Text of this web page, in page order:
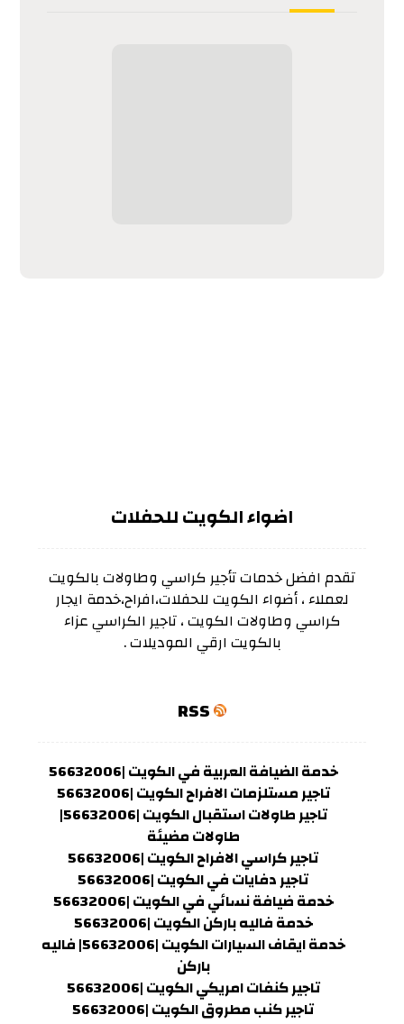
اضواء الكويت للحفلات
تقدم افضل خدمات تأجير كراسي وطاولات بالكويت
لعملاء ، أضواء الكويت للحفلات،افراح،خدمة ايجار
كراسي وطاولات الكويت ، تاجير الكراسي عزاء
بالكويت ارقي الموديلات .
RSS
خدمة الضيافة العربية في الكويت |56632006
تاجير مستلزمات الافراح الكويت |56632006
تاجير طاولات استقبال الكويت |56632006|
طاولات مضيئة
تاجير كراسي الافراح الكويت |56632006
تاجير دفايات في الكويت |56632006
خدمة ضيافة نسائي في الكويت |56632006
خدمة فاليه باركن الكويت |56632006
خدمة ايقاف السيارات الكويت |56632006| فاليه
باركن
تاجير كنفات امريكي الكويت |56632006
تاجير كنب مطروق الكويت |56632006